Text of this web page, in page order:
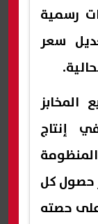
رسمية
سعر
إنتاج
حصول كل
حصته